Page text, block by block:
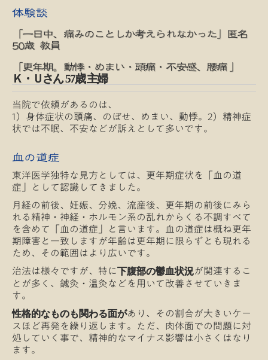
体験談
「一日中、痛みのことしか考えられなかった」匿名
50歳 教員
「更年期。動悸・めまい・頭痛・不安感、腰痛 」
Ｋ・Ｕさん 57歳 主婦
当院で依頼があるのは、
1）身体症状の頭痛、のぼせ、めまい、動悸。2）精神症
状では不眠、不安などが訴えとして多いです。
血の道症
東洋医学独特な見方としては、更年期症状を「血の道
症」として認識してきました。
月経の前後、妊娠、分娩、流産後、更年期の前後にみら
れる精神・神経・ホルモン系の乱れからくる不調すべて
を含めて「血の道症」と言います。血の道症は概ね更年
期障害と一致しますが年齢は更年期に限らずとも現れる
ため、その範囲はより広いです。
治法は様々ですが、特に下腹部の鬱血状況が関連するこ
とが多く、鍼灸・温灸などを用いて改善させていきま
す。
性格的なものも関わる面があり、その割合が大きいケー
スほど再発を繰り返します。ただ、肉体面での問題に対
処していく事で、精神的なマイナス影響は小さくはなり
ます。